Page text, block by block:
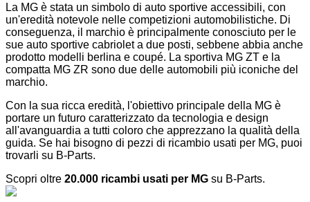
La MG è stata un simbolo di auto sportive accessibili, con
un'eredità notevole nelle competizioni automobilistiche. Di
conseguenza, il marchio è principalmente conosciuto per le
sue auto sportive cabriolet a due posti, sebbene abbia anche
prodotto modelli berlina e coupé. La sportiva MG ZT e la
compatta MG ZR sono due delle automobili più iconiche del
marchio.
Con la sua ricca eredità, l'obiettivo principale della MG è
portare un futuro caratterizzato da tecnologia e design
all'avanguardia a tutti coloro che apprezzano la qualità della
guida. Se hai bisogno di pezzi di ricambio usati per MG, puoi
trovarli su B-Parts.
Scopri oltre 20.000 ricambi usati per MG su B-Parts.